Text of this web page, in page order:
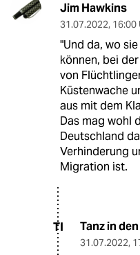
Jim Hawkins
31.07.2022, 16:00
"Und da, wo
können, bei
von
Küstenwache
aus mit dem
Das mag wohl
Deutschland
Verhinderung
Migration ist.
TI Tanz in
31.07.2022,